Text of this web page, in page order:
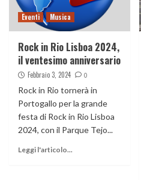
Eventi Musica
Rock in Rio Lisboa 2024,
il ventesimo anniversario
Febbraio 3, 2024 0
Rock in Rio tornerà in
Portogallo per la grande
festa di Rock in Rio Lisboa
2024, con il Parque Tejo...
Leggi l'articolo...